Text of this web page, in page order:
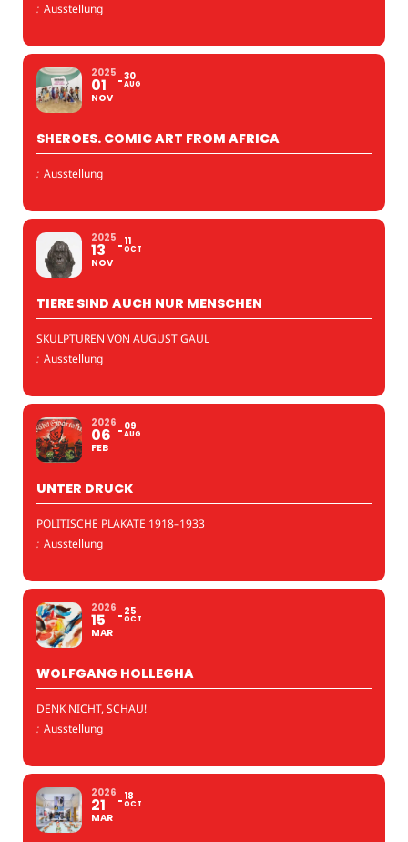
: Ausstellung
2025
01
NOV
30
AUG
SHEROES. COMIC ART FROM AFRICA
: Ausstellung
2025
13
NOV
11
OCT
TIERE SIND AUCH NUR MENSCHEN
SKULPTUREN VON AUGUST GAUL
: Ausstellung
2026
06
FEB
09
AUG
UNTER DRUCK
POLITISCHE PLAKATE 1918–1933
: Ausstellung
2026
15
MAR
25
OCT
WOLFGANG HOLLEGHA
DENK NICHT, SCHAU!
: Ausstellung
2026
21
MAR
18
OCT